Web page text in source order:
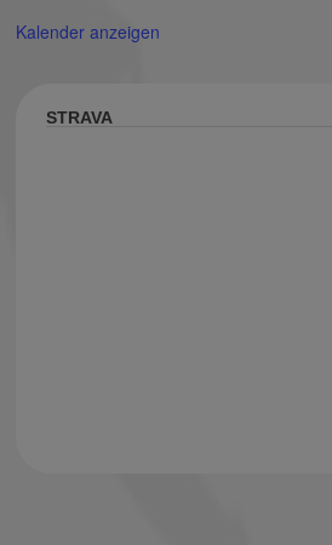
Kalender anzeigen
STRAVA